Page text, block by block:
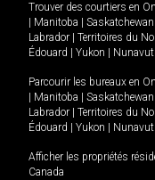
Trouver des courtiers en
Manitoba Saskatchewan
Labrador
Territoires du
Édouard
Yukon Nunavut
Parcourir les bureaux en
Manitoba Saskatchewan
Labrador
Territoires du
Édouard
Yukon Nunavut
Afficher les propriétés
Canada